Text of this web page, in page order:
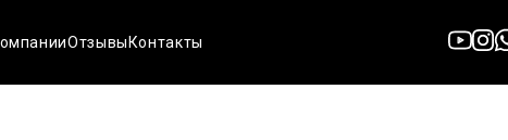
Отзывы Контакты